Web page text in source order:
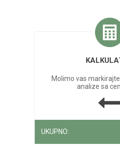
Molimo vas
analize sa
UKUPNO: